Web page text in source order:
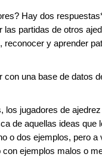
Hay dos
las partidas de otros
reconocer y aprender
una base de datos
los jugadores de
de aquellas ideas que
o dos ejemplos, pero a
ejemplos malos o